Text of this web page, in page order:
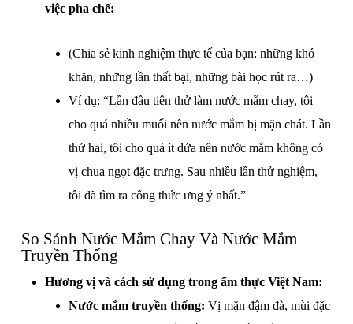
việc pha chế:
(Chia sẻ kinh nghiệm thực tế của bạn: những khó
khăn, những lần thất bại, những bài học rút ra…)
Ví dụ: “Lần đầu tiên thử làm nước mắm chay, tôi
cho quá nhiều muối nên nước mắm bị mặn chát. Lần
thứ hai, tôi cho quá ít dứa nên nước mắm không có
vị chua ngọt đặc trưng. Sau nhiều lần thử nghiệm,
tôi đã tìm ra công thức ưng ý nhất.”
So Sánh Nước Mắm Chay Và Nước Mắm
Truyền Thống
Hương vị và cách sử dụng trong ẩm thực Việt Nam:
Nước mắm truyền thống: Vị mặn đậm đà, mùi đặc